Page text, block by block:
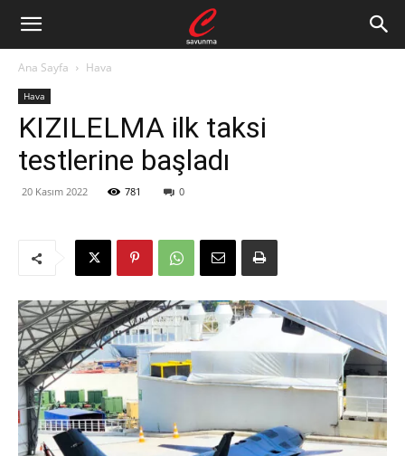
Ana Sayfa Hava
Hava
KIZILELMA ilk taksi
testlerine başladı
20 Kasım 2022 781 0